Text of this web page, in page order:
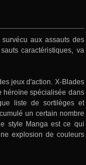
aux assauts des
caractéristiques, va
jeux d'action. X-Blades
héroïne spécialisée dans
liste de sortilèges et
un certain nombre
style Manga est ce qui
explosion de couleurs